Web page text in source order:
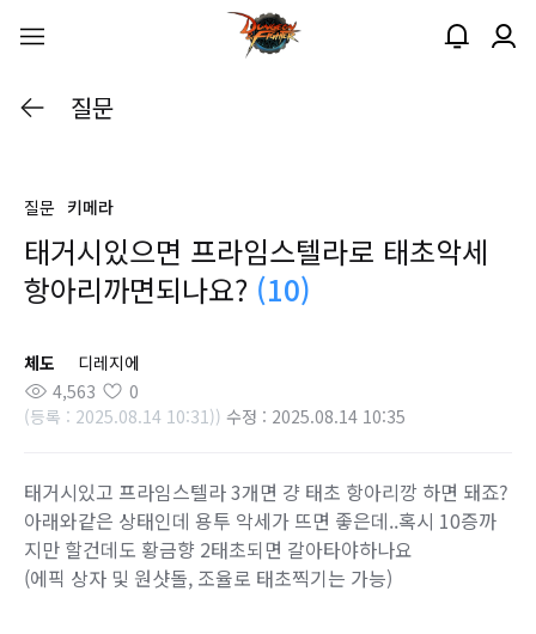
질문
질문 키메라
태거시있으면 프라임스텔라로 태초악세
항아리까면되나요? (10)
체도
디레지에
4,563
0
(등록 : 2025.08.14 10:31)) 수정 : 2025.08.14 10:35
태거시있고 프라임스텔라 3개면 걍 태초 항아리깡 하면 돼죠?
아래와같은 상태인데 용투 악세가 뜨면 좋은데..혹시 10증까
지만 할건데도 황금향 2태초되면 갈아타야하나요
(에픽 상자 및 원샷돌, 조율로 태초찍기는 가능)